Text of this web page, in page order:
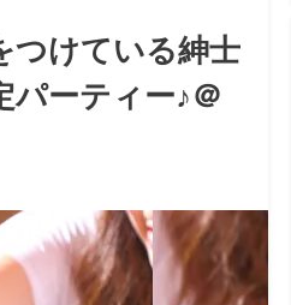
つけている紳士
パーティー♪＠